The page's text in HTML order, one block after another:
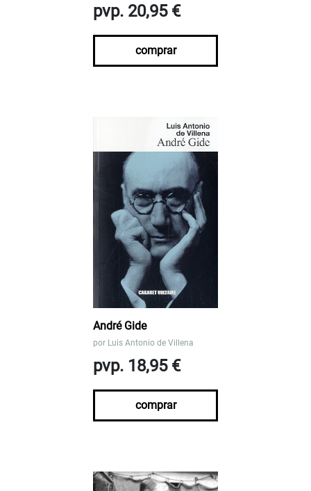
pvp. 20,95 €
comprar
André Gide
por Luis Antonio de Villena
pvp. 18,95 €
comprar